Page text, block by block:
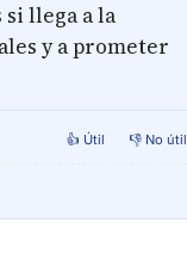
si llega a la
y a prometer
👍 Útil 👎 No útil